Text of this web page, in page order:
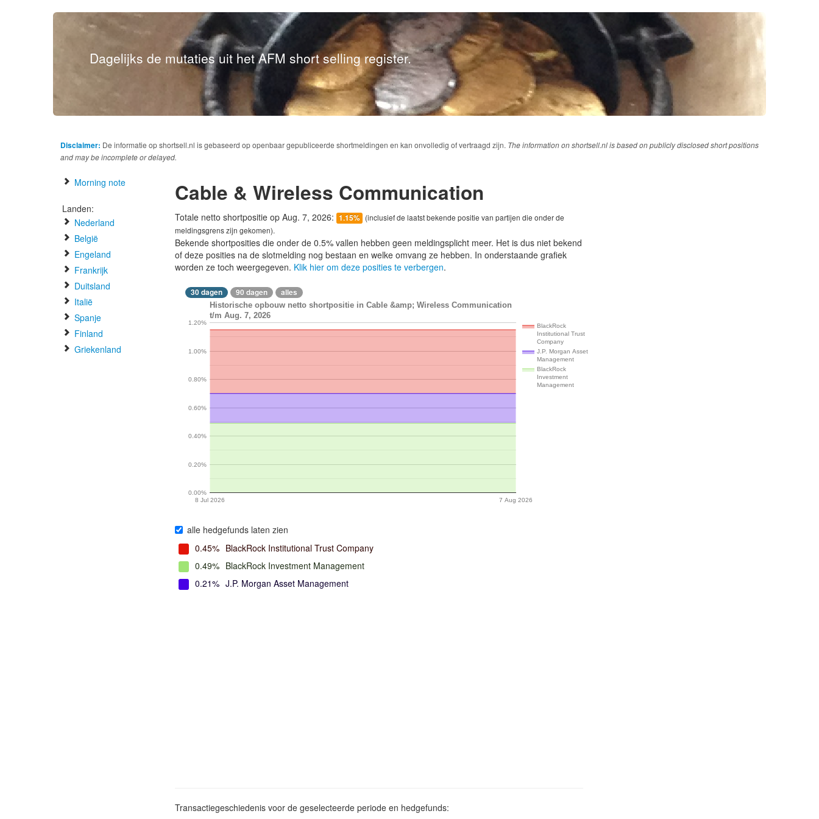
Dagelijks de mutaties uit het AFM short selling register.
Disclaimer: De informatie op shortsell.nl is gebaseerd op openbaar gepubliceerde shortmeldingen en kan onvolledig of vertraagd zijn. The information on shortsell.nl is based on publicly disclosed short positions
and may be incomplete or delayed.
Morning note
Landen:
Nederland
België
Engeland
Frankrijk
Duitsland
Italië
Spanje
Finland
Griekenland
Cable & Wireless Communication
Totale netto shortpositie op Aug. 7, 2026: 1.15% (inclusief de laatst bekende positie van partijen die onder de
meldingsgrens zijn gekomen).
Bekende shortposities die onder de 0.5% vallen hebben geen meldingsplicht meer. Het is dus niet bekend
of deze posities na de slotmelding nog bestaan en welke omvang ze hebben. In onderstaande grafiek
worden ze toch weergegeven. Klik hier om deze posities te verbergen.
30 dagen 90 dagen alles
Historische opbouw netto shortpositie in Cable &amp; Wireless Communication
t/m Aug. 7, 2026
BlackRock
Institutional Trust
Company
J.P. Morgan Asset
Management
BlackRock
Investment
Management
8 Jul 2026 7 Aug 2026
0.00%
0.20%
0.40%
0.60%
0.80%
1.00%
1.20%
alle hedgefunds laten zien
0.45% BlackRock Institutional Trust Company
0.49% BlackRock Investment Management
0.21% J.P. Morgan Asset Management
Transactiegeschiedenis voor de geselecteerde periode en hedgefunds: